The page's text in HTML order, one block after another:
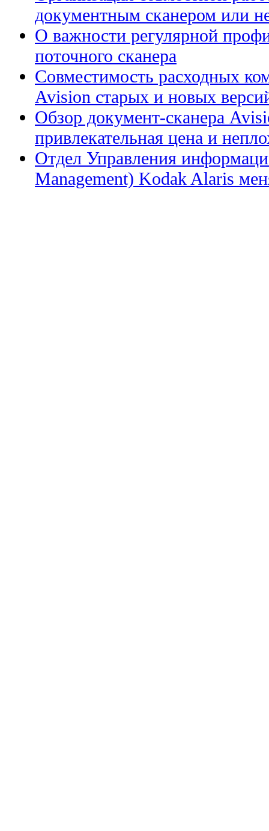
документным сканером или
О важности регулярной
поточного сканера
Совместимость расходных
Avision старых и новых
Обзор документ-сканера
привлекательная цена и
Отдел Управления
Management) Kodak Alaris